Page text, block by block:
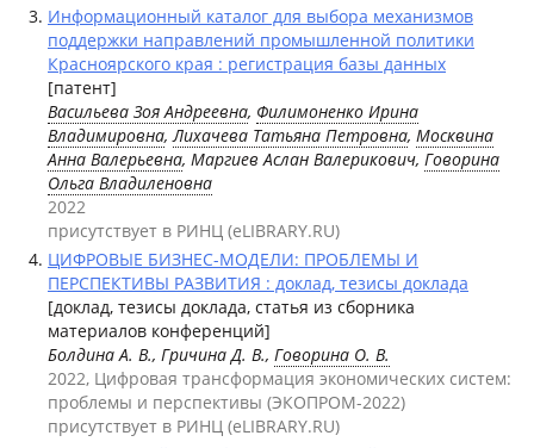
Информационный каталог для выбора механизмов
поддержки направлений промышленной политики
Красноярского края : регистрация базы данных
[патент]
Васильева Зоя Андреевна, Филимоненко Ирина
Владимировна,Лихачева Татьяна Петровна, Москвина
Анна Валерьевна, Маргиев Аслан Валерикович, Говорина
Ольга Владиленовна
2022
присутствует в РИНЦ (eLIBRARY.RU)
ЦИФРОВЫЕ БИЗНЕС-МОДЕЛИ: ПРОБЛЕМЫ И
ПЕРСПЕКТИВЫ РАЗВИТИЯ : доклад, тезисы доклада
[доклад, тезисы доклада, статья из сборника
материалов конференций]
Болдина А. В., Гричина Д. В., Говорина О. В.
2022, Цифровая трансформация экономических систем:
проблемы и перспективы (ЭКОПРОМ-2022)
присутствует в РИНЦ (eLIBRARY.RU)